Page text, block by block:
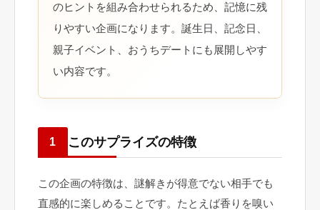
のヒントを組み合わせられるため、記憶に残
りやすい企画になります。誕生日、記念日、
親子イベント、おうちデートにも展開しやす
い内容です。
1 このサプライズの特徴
この企画の特徴は、謎解きが得意でない相手でも
直感的に楽しめることです。たとえば香りを嗅い